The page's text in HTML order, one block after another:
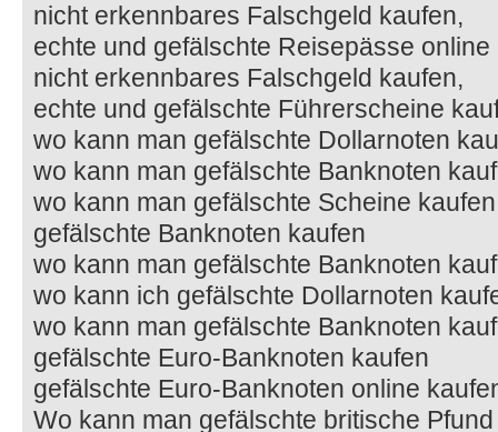
nicht erkennbares Falschgeld kaufen,
echte und gefälschte Reisepässe online
nicht erkennbares Falschgeld kaufen,
echte und gefälschte Führerscheine
wo kann man gefälschte Dollarnoten
wo kann man gefälschte Banknoten
wo kann man gefälschte Scheine kaufen
gefälschte Banknoten kaufen
wo kann man gefälschte Banknoten
wo kann ich gefälschte Dollarnoten
wo kann man gefälschte Banknoten
gefälschte Euro-Banknoten kaufen
gefälschte Euro-Banknoten online
Wo kann man gefälschte britische